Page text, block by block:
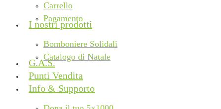
Carrello
Pagamento
I nostri prodotti
Bomboniere Solidali
Catalogo di Natale
G.A.S.
Punti Vendita
Info & Supporto